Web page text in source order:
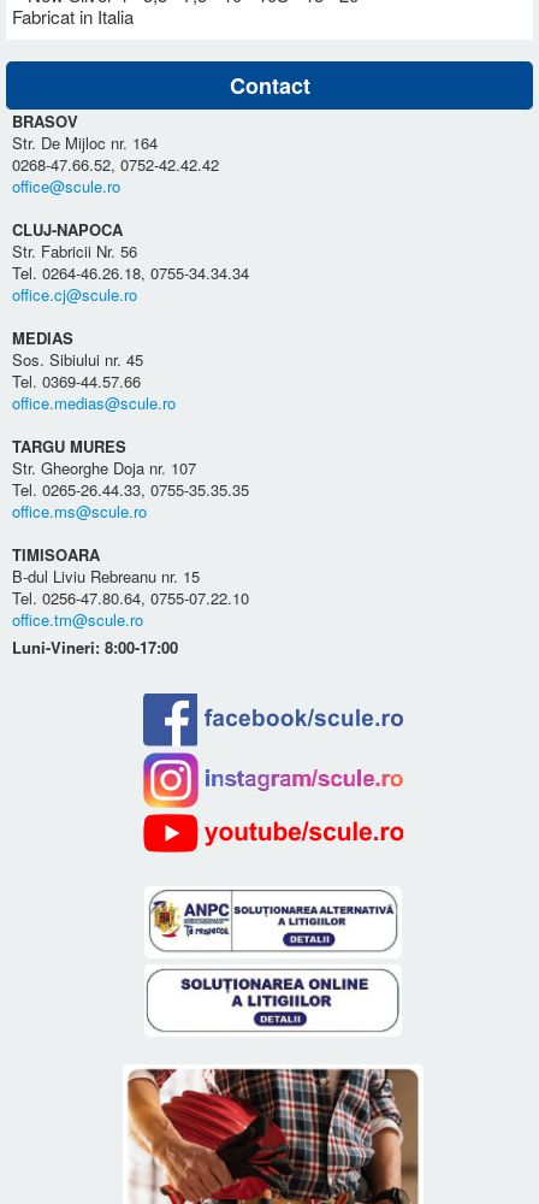
Fabricat in Italia
Contact
BRASOV
Str. De Mijloc nr. 164
0268-47.66.52, 0752-42.42.42
office@scule.ro
CLUJ-NAPOCA
Str. Fabricii Nr. 56
Tel. 0264-46.26.18, 0755-34.34.34
office.cj@scule.ro
MEDIAS
Sos. Sibiului nr. 45
Tel. 0369-44.57.66
office.medias@scule.ro
TARGU MURES
Str. Gheorghe Doja nr. 107
Tel. 0265-26.44.33, 0755-35.35.35
office.ms@scule.ro
TIMISOARA
B-dul Liviu Rebreanu nr. 15
Tel. 0256-47.80.64, 0755-07.22.10
office.tm@scule.ro
Luni-Vineri: 8:00-17:00